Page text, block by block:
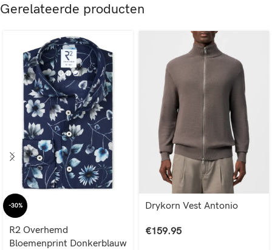
Gerelateerde producten
-30%
R2 Overhemd
Bloemenprint Donkerblauw
Drykorn Vest Antonio
€159.95